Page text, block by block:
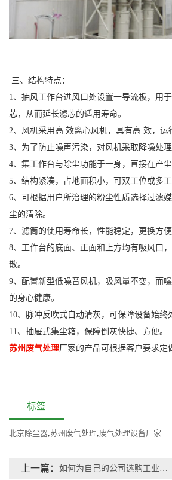
三、结构特点：
1、抽风工作台进风口处设置一导流板，用
芯，从而延长滤芯的适用寿命。
2、风机采用高 效离心风机，具有高 效，运
3、为了防止噪声污染，对风机采取降噪处理
4、集工作台与除尘功能于一身，直接在产
5、结构紧凑，占地面积小，可双工位或多工
6、可根据用户所治理的粉尘性质选择过滤
尘的清除。
7、滤筒的使用寿命长，性能稳定，更换方便
8、工作台的底面、正面和上方均有吸风口
散。
9、配置新型低噪音风机，吸风量不变，而
的身心健康。
10、脉冲反吹式自动清灰，可保障设备始终
11、抽屉式集尘箱，保障倒灰快捷、方便。
苏州废气处理厂家的产品可根据客户要求定
标签
北京除尘器,苏州废气处理,废气处理设备厂家
上一篇： 如何为自己的公司选购工业吸尘器?